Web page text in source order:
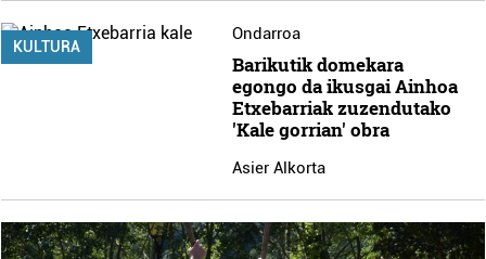
KULTURA
Ondarroa
Barikutik domekara
egongo da ikusgai Ainhoa
Etxebarriak zuzendutako
'Kale gorrian' obra
Asier Alkorta